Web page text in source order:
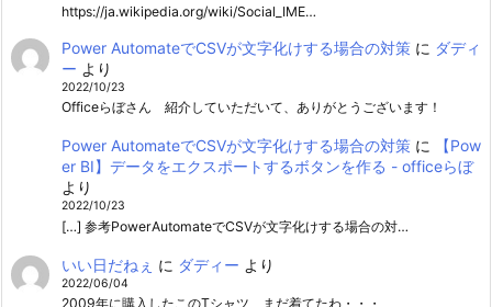
https://ja.wikipedia.org/wiki/Social_IME…
Power AutomateでCSVが文字化けする場合の対策に ダディ
ー より
2022/10/23
Officeらぼさん 紹介していただいて、ありがとうございます！
Power AutomateでCSVが文字化けする場合の対策に
【Pow
er BI】データをエクスポートするボタンを作る - officeらぼ
より
2022/10/23
[…] 参考PowerAutomateでCSVが文字化けする場合の対…
いい日だねぇ に ダディー より
2022/06/04
2009年に購入したこのTシャツ、まだ着てたわ・・・